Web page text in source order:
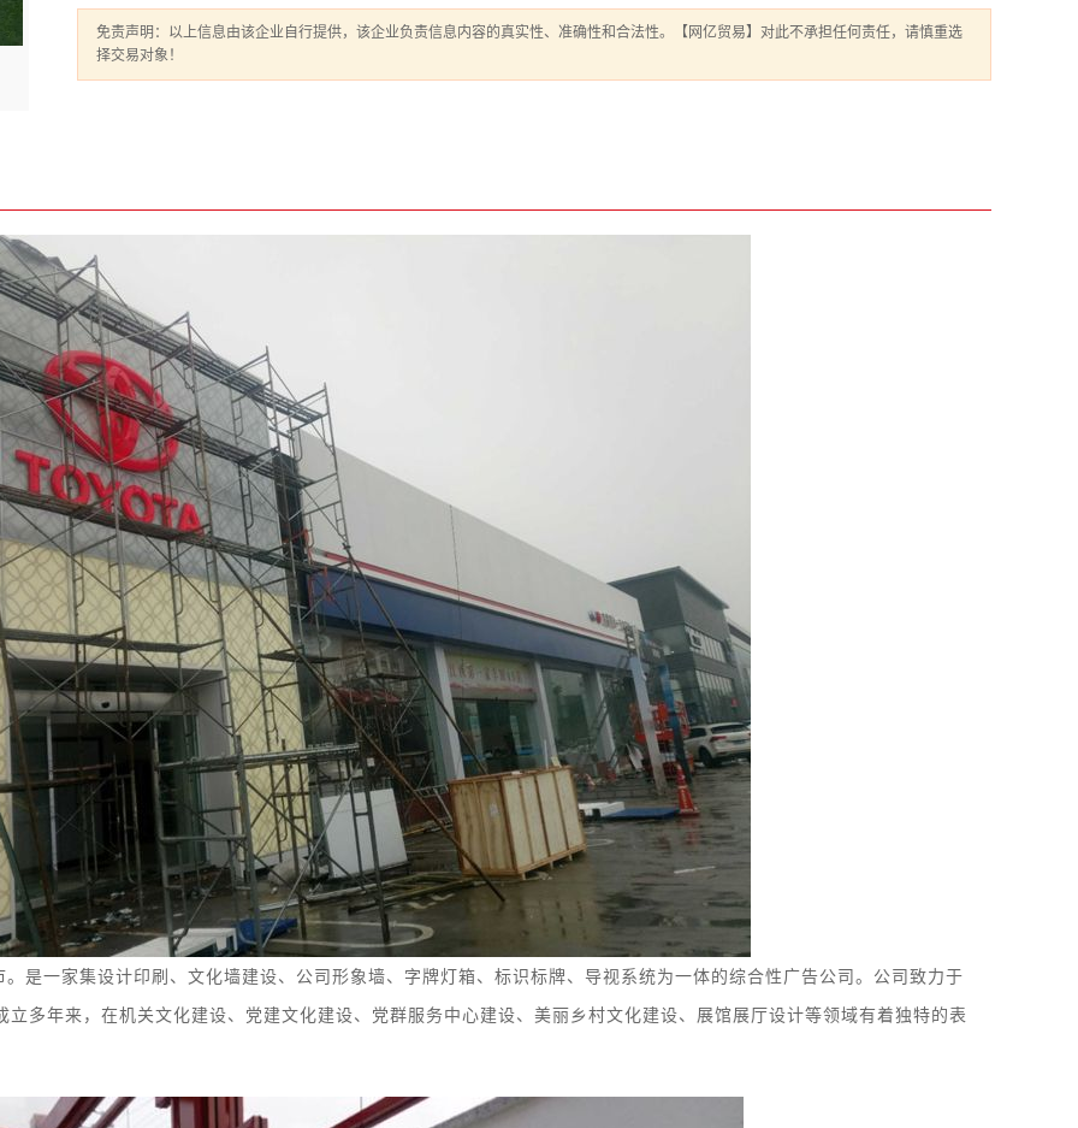
免责声明：以上信息由该企业自行提供，该企业负责信息内容的真实性、准确性和合法性。【网亿贸易】对此不承担任何责任，请慎重选
择交易对象！
是一家集设计印刷、 文化墙建设、 公司形象墙、字牌灯箱、 标识标牌、 导视系统为一体的综合性广告公司。 公司致力于
立多年来，在机关文化建设、党建文化建设、党群服务中心建设、美丽乡村文化建设、展馆展厅设计等领域有着独特的表